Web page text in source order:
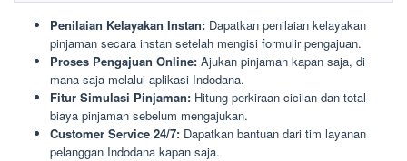
Penilaian Kelayakan Instan: Dapatkan penilaian kelayakan
pinjaman secara instan setelah mengisi formulir pengajuan.
Proses Pengajuan Online: Ajukan pinjaman kapan saja, di
mana saja melalui aplikasi Indodana.
Fitur Simulasi Pinjaman: Hitung perkiraan cicilan dan total
biaya pinjaman sebelum mengajukan.
Customer Service 24/7: Dapatkan bantuan dari tim layanan
pelanggan Indodana kapan saja.